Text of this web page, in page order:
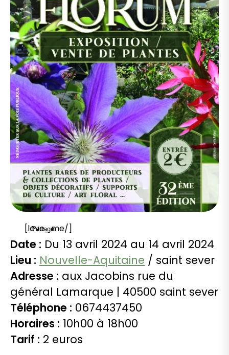
Partager
[love_me/]
Date : Du 13 avril 2024 au 14 avril 2024
Lieu : Nouvelle-Aquitaine / saint sever
Adresse : aux Jacobins rue du
général Lamarque | 40500 saint sever
Téléphone : 0674437450
Horaires : 10h00 à 18h00
Tarif : 2 euros